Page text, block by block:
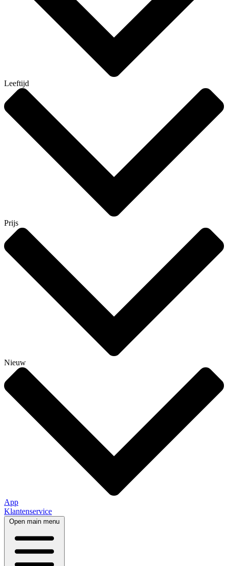
Leeftijd
Prijs
Nieuw
App
Klantenservice
Open main menu